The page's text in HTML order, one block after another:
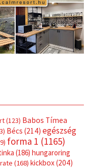
(123) Babos Tímea
Bécs (214) egészség
forma 1 (1165)
(186) hungaroring
(168) kickbox(204)